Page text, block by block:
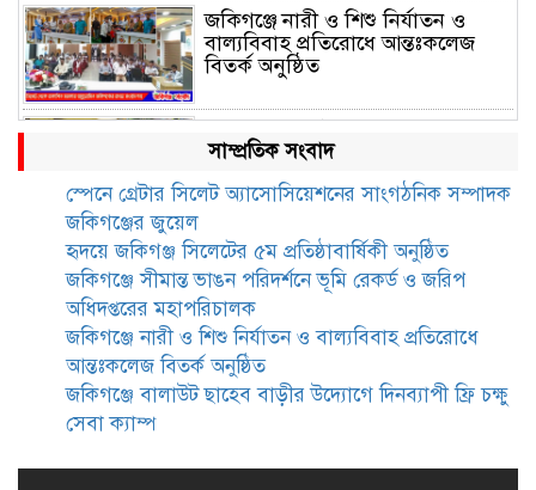
জকিগঞ্জে নারী ও শিশু নির্যাতন ও
বাল্যবিবাহ প্রতিরোধে আন্তঃকলেজ
বিতর্ক অনুষ্ঠিত
জকিগঞ্জে বালাউট ছাহেব বাড়ীর
উদ্যোগে দিনব্যাপী ফ্রি চক্ষু সেবা ক্যাম্প
জকিগঞ্জে সাজাপ্রাপ্ত আসামিসহ
গ্রেফতার ২
রেলপথে যুক্ত হবে জকিগঞ্জ-কানাইঘাট,
শুরু হচ্ছে সম্ভাব্যতা সমীক্ষা
সাবেক এমপি হাফিজ আহমদ
সাম্প্রতিক সংবাদ
স্পেনে গ্রেটার সিলেট অ্যাসোসিয়েশনের সাংগঠনিক সম্পাদক
জকিগঞ্জের জুয়েল
হৃদয়ে জকিগঞ্জ সিলেটের ৫ম প্রতিষ্ঠাবার্ষিকী অনুষ্ঠিত
জকিগঞ্জে সীমান্ত ভাঙন পরিদর্শনে ভূমি রেকর্ড ও জরিপ
অধিদপ্তরের মহাপরিচালক
জকিগঞ্জে নারী ও শিশু নির্যাতন ও বাল্যবিবাহ প্রতিরোধে
আন্তঃকলেজ বিতর্ক অনুষ্ঠিত
জকিগঞ্জে বালাউট ছাহেব বাড়ীর উদ্যোগে দিনব্যাপী ফ্রি চক্ষু
সেবা ক্যাম্প